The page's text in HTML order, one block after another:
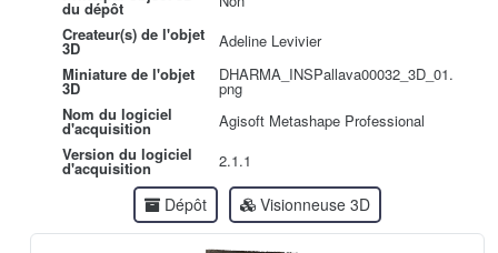
du dépôt
Createur(s) de l'objet
3D
Adeline Levivier
Miniature de l'objet
3D
DHARMA_INSPallava00032_3D_01.
png
Nom du logiciel
d'acquisition
Agisoft Metashape Professional
Version du logiciel
d'acquisition 2.1.1
Dépôt Visionneuse 3D